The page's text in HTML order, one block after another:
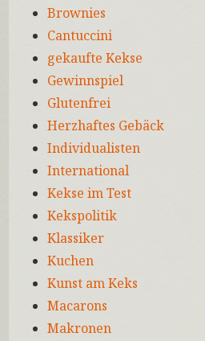
Brownies
Cantuccini
gekaufte Kekse
Gewinnspiel
Glutenfrei
Herzhaftes Gebäck
Individualisten
International
Kekse im Test
Kekspolitik
Klassiker
Kuchen
Kunst am Keks
Macarons
Makronen